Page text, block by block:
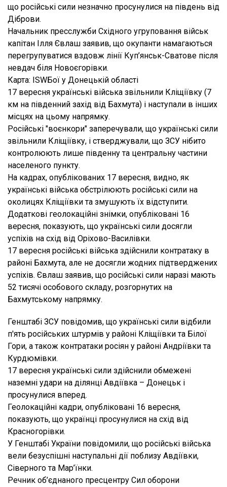
що російські сили незначно просунулися на південь від
Діброви.
Начальник пресслужби Східного угруповання військ
капітан Ілля Євлаш заявив, що окупанти намагаються
перегрупуватися вздовж лінії Куп’янськ-Сватове після
невдач біля Новоєгорівки.
Карта: ISWБої у Донецькій області
17 вересня українські війська звільнили Кліщіївку (7
км на південний захід від Бахмута) і наступали в інших
місцях на цьому напрямку.
Російські "воєнкори" заперечували, що українські сили
звільнили Кліщіївку, і стверджували, що ЗСУ нібито
контролюють лише південну та центральну частини
населеного пункту.
На кадрах, опублікованих 17 вересня, видно, як
українські війська обстрілюють російські сили на
околицях Кліщіївки та змушують їх відступити.
Додаткові геолокаційні знімки, опубліковані 16
вересня, показують, що українські сили досягли
успіхів на схід від Оріхово-Василівки.
17 вересня російські війська здійснили контратаку в
районі Бахмута, але не досягли жодних підтверджених
успіхів. Євлаш заявив, що російські сили наразі мають
52 тисячі особового складу, розгорнутих на
Бахмутському напрямку.
Генштабі ЗСУ повідомив, що українські сили відбили
п'ять російських штурмів у районі Кліщіївки та Білої
Гори, а також контратаки росіян у районі Андріївки та
Курдюмівки.
17 вересня українські сили здійснили обмежені
наземні удари на ділянці Авдіївка – Донецьк і
просунулися вперед.
Геолокаційні кадри, опубліковані 16 вересня,
показують, що українці просунулися на схід від
Красногорівки.
У Генштабі України повідомили, що російські війська
вели безуспішні наступальні дії поблизу Авдіївки,
Сіверного та Мар’їнки.
Речник об’єднаного пресцентру Сил оборони